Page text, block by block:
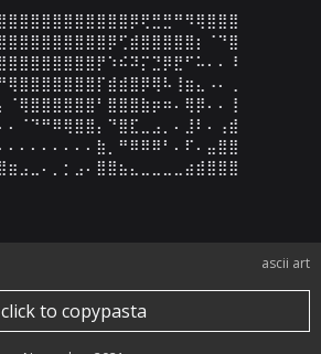
ascii art
click to copypasta